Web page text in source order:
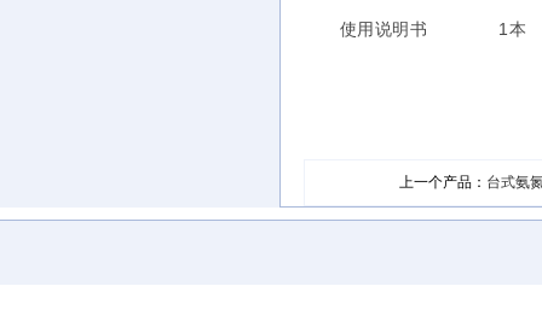
使用说明书 1本
上一个产品： 台式氨